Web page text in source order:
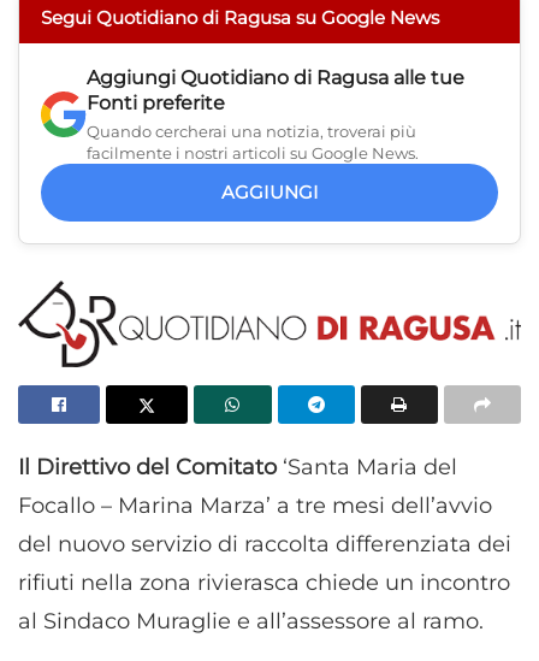
Segui Quotidiano di Ragusa su Google News
Aggiungi Quotidiano di Ragusa alle tue
Fonti preferite
Quando cercherai una notizia, troverai più
facilmente i nostri articoli su Google News.
AGGIUNGI
Il Direttivo del Comitato ‘Santa Maria del
Focallo – Marina Marza’ a tre mesi dell’avvio
del nuovo servizio di raccolta differenziata dei
rifiuti nella zona rivierasca chiede un incontro
al Sindaco Muraglie e all’assessore al ramo.